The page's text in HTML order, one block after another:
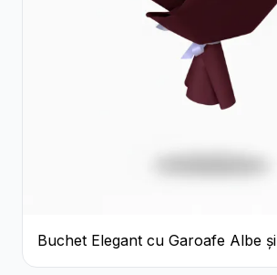
Buchet Elegant cu Garoafe Albe și
Eucalipt